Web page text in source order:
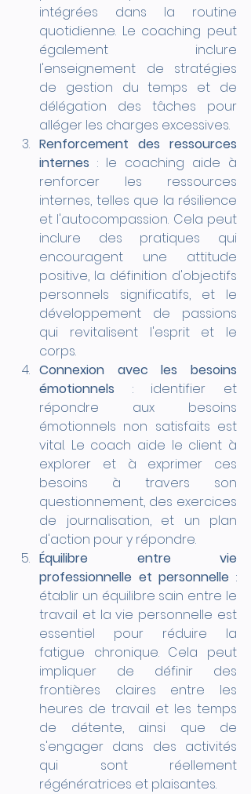
intégrées dans la routine
quotidienne. Le coaching peut
également inclure
l'enseignement de stratégies
de gestion du temps et de
délégation des tâches pour
alléger les charges excessives.
Renforcement des ressources
internes : le coaching aide à
renforcer les ressources
internes, telles que la résilience
et l'autocompassion. Cela peut
inclure des pratiques qui
encouragent une attitude
positive, la définition d'objectifs
personnels significatifs, et le
développement de passions
qui revitalisent l'esprit et le
corps.
Connexion avec les besoins
émotionnels : identifier et
répondre aux besoins
émotionnels non satisfaits est
vital. Le coach aide le client à
explorer et à exprimer ces
besoins à travers son
questionnement, des exercices
de journalisation, et un plan
d'action pour y répondre.
Équilibre entre vie
professionnelle et personnelle :
établir un équilibre sain entre le
travail et la vie personnelle est
essentiel pour réduire la
fatigue chronique. Cela peut
impliquer de définir des
frontières claires entre les
heures de travail et les temps
de détente, ainsi que de
s'engager dans des activités
qui sont réellement
régénératrices et plaisantes.